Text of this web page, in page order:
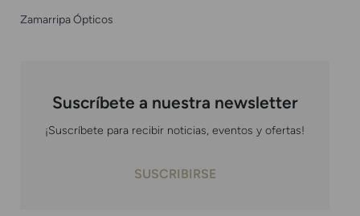
Zamarripa Ópticos
Suscríbete a nuestra newsletter
¡Suscríbete para recibir noticias, eventos y ofertas!
SUSCRIBIRSE